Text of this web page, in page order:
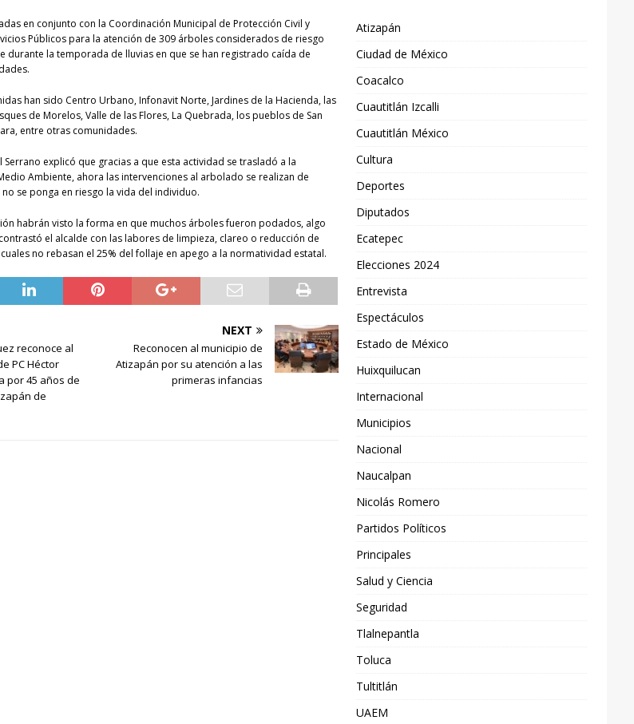
en conjunto con la Coordinación Municipal de Protección Civil y
Públicos para la atención de 309 árboles considerados de riesgo
durante la temporada de lluvias en que se han registrado caída de
han sido Centro Urbano, Infonavit Norte, Jardines de la Hacienda, las
de Morelos, Valle de las Flores, La Quebrada, los pueblos de San
entre otras comunidades.
explicó que gracias a que esta actividad se trasladó a la
Ambiente, ahora las intervenciones al arbolado se realizan de
se ponga en riesgo la vida del individuo.
habrán visto la forma en que muchos árboles fueron podados, algo
el alcalde con las labores de limpieza, clareo o reducción de
no rebasan el 25% del follaje en apego a la normatividad estatal.
reconoce al
PC Héctor
por 45 años de
de
NEXT
Reconocen al municipio de
Atizapán por su atención a las
primeras infancias
Atizapán
Ciudad de México
Coacalco
Cuautitlán Izcalli
Cuautitlán México
Cultura
Deportes
Diputados
Ecatepec
Elecciones 2024
Entrevista
Espectáculos
Estado de México
Huixquilucan
Internacional
Municipios
Nacional
Naucalpan
Nicolás Romero
Partidos Políticos
Principales
Salud y Ciencia
Seguridad
Tlalnepantla
Toluca
Tultitlán
UAEM